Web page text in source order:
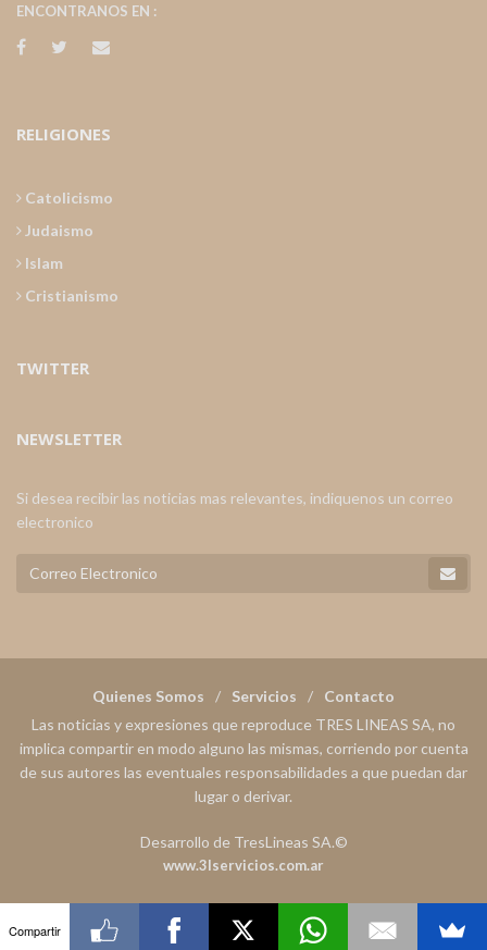
ENCONTRANOS EN :
RELIGIONES
Catolicismo
Judaismo
Islam
Cristianismo
TWITTER
NEWSLETTER
Si desea recibir las noticias mas relevantes, indiquenos un correo
electronico
Quienes Somos Servicios
Contacto
Las noticias y expresiones que reproduce TRES LINEAS SA, no
implica compartir en modo alguno las mismas, corriendo por cuenta
de sus autores las eventuales responsabilidades a que puedan dar
lugar o derivar.
Desarrollo de TresLineas SA.©
www.3lservicios.com.ar
Compartir